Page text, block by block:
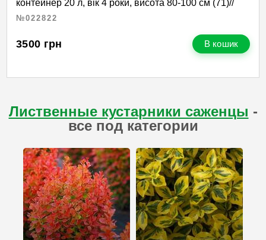
контейнер 20 л, вік 4 роки, висота 80-100 см (71)//
№022822
3500 грн В кошик
Лиственные кустарники саженцы -
все под категории